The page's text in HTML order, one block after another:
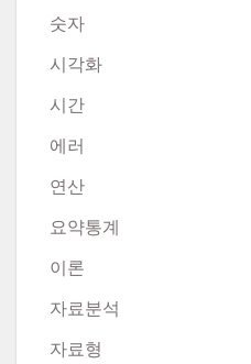
숫자
시각화
시간
에러
연산
요약통계
이론
자료분석
자료형